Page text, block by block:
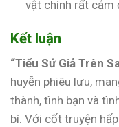
vật chính rất cảm
Kết luận
“Tiểu Sứ Giả Trên
huyễn phiêu lưu,
thành, tình bạn và
bí. Với cốt truyện